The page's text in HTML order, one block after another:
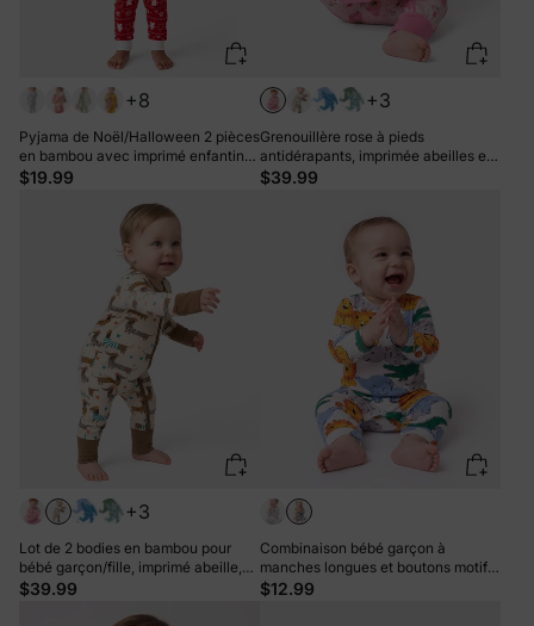
+8
Pyjama de Noël/Halloween 2 pièces
en bambou avec imprimé enfantin
pour bébé/enfant (coupe ajustée)
$19.99
+3
Grenouillère rose à pieds
antidérapants, imprimée abeilles et
unie, pour bébé garçon/fille (lot de
$39.99
+3
Lot de 2 bodies en bambou pour
bébé garçon/fille, imprimé abeille,
couleur café, fermeture éclair
$39.99
Combinaison bébé garçon à
manches longues et boutons motif
panda multicolore
$12.99